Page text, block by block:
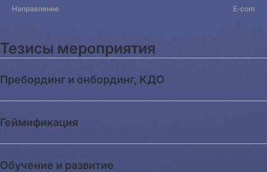
Направление E-com
Тезисы мероприятия
Пребординг и онбординг, КДО
Геймификация
Обучение и развитие